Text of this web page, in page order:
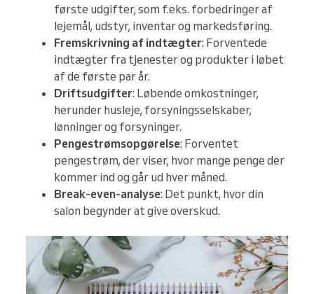
første udgifter, som f.eks. forbedringer af
lejemål, udstyr, inventar og markedsføring.
Fremskrivning af indtægter: Forventede
indtægter fra tjenester og produkter i løbet
af de første par år.
Driftsudgifter: Løbende omkostninger,
herunder husleje, forsyningsselskaber,
lønninger og forsyninger.
Pengestrømsopgørelse: Forventet
pengestrøm, der viser, hvor mange penge der
kommer ind og går ud hver måned.
Break-even-analyse: Det punkt, hvor din
salon begynder at give overskud.